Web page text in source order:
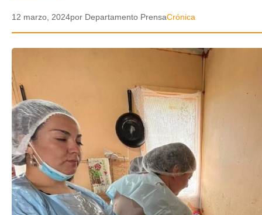
POLICIAL
GALERIA DE FOTOS
APP MÓVIL
TRANSPARENCIA
12 marzo, 2024por Departamento PrensaCrónica